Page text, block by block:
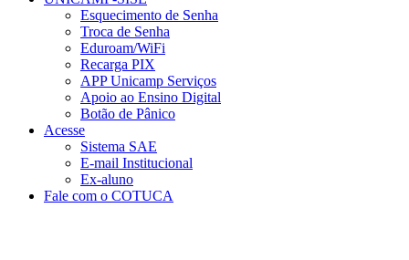
Esquecimento de Senha
Troca de Senha
Eduroam/WiFi
Recarga PIX
APP Unicamp Serviços
Apoio ao Ensino Digital
Botão de Pânico
Acesse
Sistema SAE
E-mail Institucional
Ex-aluno
Fale com o COTUCA